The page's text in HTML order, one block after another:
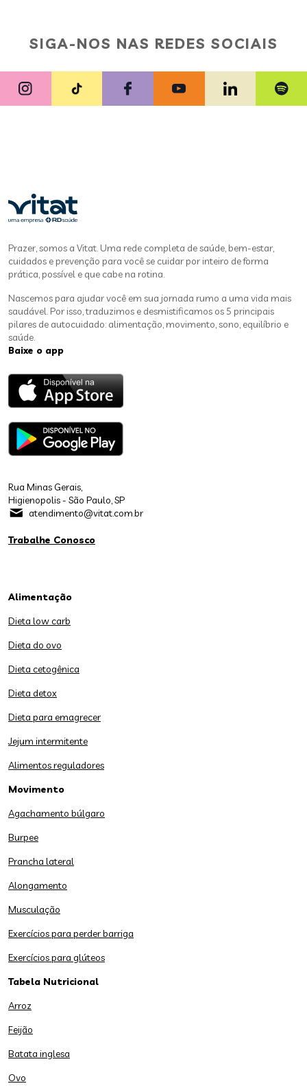
SIGA-NOS NAS REDES SOCIAIS
Prazer, somos a Vitat. Uma rede completa de saúde, bem-estar,
cuidados e prevenção para você se cuidar por inteiro de forma
prática, possível e que cabe na rotina.
Nascemos para ajudar você em sua jornada rumo a uma vida mais
saudável. Por isso, traduzimos e desmistificamos os 5 principais
pilares de autocuidado: alimentação, movimento, sono, equilíbrio e
saúde.
Baixe o app
Rua Minas Gerais,
Higienopolis - São Paulo, SP
atendimento@vitat.com.br
Trabalhe Conosco
Alimentação
Dieta low carb
Dieta do ovo
Dieta cetogênica
Dieta detox
Dieta para emagrecer
Jejum intermitente
Alimentos reguladores
Movimento
Agachamento búlgaro
Burpee
Prancha lateral
Alongamento
Musculação
Exercícios para perder barriga
Exercícios para glúteos
Tabela Nutricional
Arroz
Feijão
Batata inglesa
Ovo